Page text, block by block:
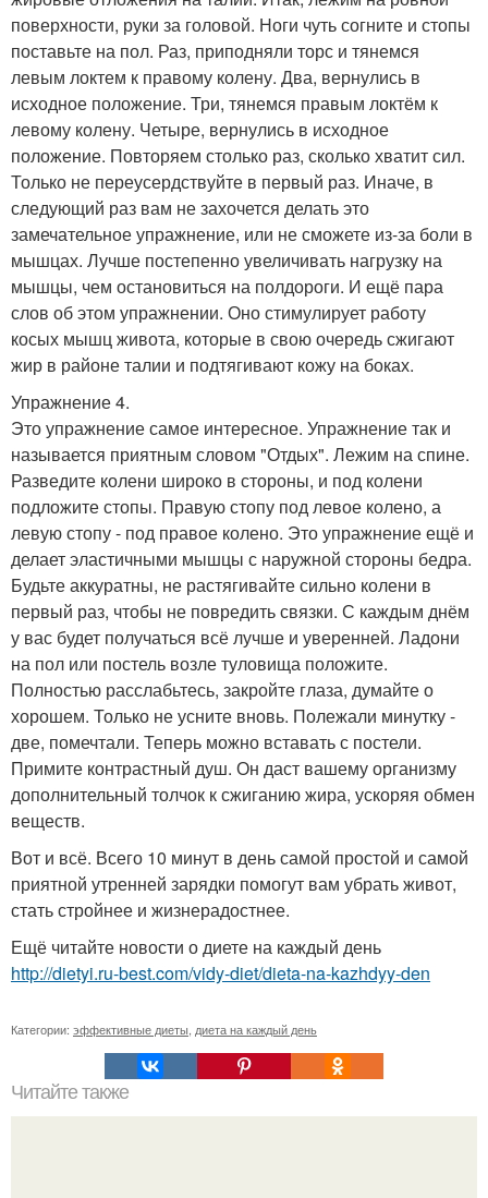
поверхности, руки за головой. Ноги чуть согните и стопы
поставьте на пол. Раз, приподняли торс и тянемся
левым локтем к правому колену. Два, вернулись в
исходное положение. Три, тянемся правым локтём к
левому колену. Четыре, вернулись в исходное
положение. Повторяем столько раз, сколько хватит сил.
Только не переусердствуйте в первый раз. Иначе, в
следующий раз вам не захочется делать это
замечательное упражнение, или не сможете из-за боли в
мышцах. Лучше постепенно увеличивать нагрузку на
мышцы, чем остановиться на полдороги. И ещё пара
слов об этом упражнении. Оно стимулирует работу
косых мышц живота, которые в свою очередь сжигают
жир в районе талии и подтягивают кожу на боках.
Упражнение 4.
Это упражнение самое интересное. Упражнение так и
называется приятным словом "Отдых". Лежим на спине.
Разведите колени широко в стороны, и под колени
подложите стопы. Правую стопу под левое колено, а
левую стопу - под правое колено. Это упражнение ещё и
делает эластичными мышцы с наружной стороны бедра.
Будьте аккуратны, не растягивайте сильно колени в
первый раз, чтобы не повредить связки. С каждым днём
у вас будет получаться всё лучше и уверенней. Ладони
на пол или постель возле туловища положите.
Полностью расслабьтесь, закройте глаза, думайте о
хорошем. Только не усните вновь. Полежали минутку -
две, помечтали. Теперь можно вставать с постели.
Примите контрастный душ. Он даст вашему организму
дополнительный толчок к сжиганию жира, ускоряя обмен
веществ.
Вот и всё. Всего 10 минут в день самой простой и самой
приятной утренней зарядки помогут вам убрать живот,
стать стройнее и жизнерадостнее.
Ещё читайте новости о диете на каждый день
http://dietyi.ru-best.com/vidy-diet/dieta-na-kazhdyy-den
Категории: эффективные диеты диета на каждый день
Читайте также